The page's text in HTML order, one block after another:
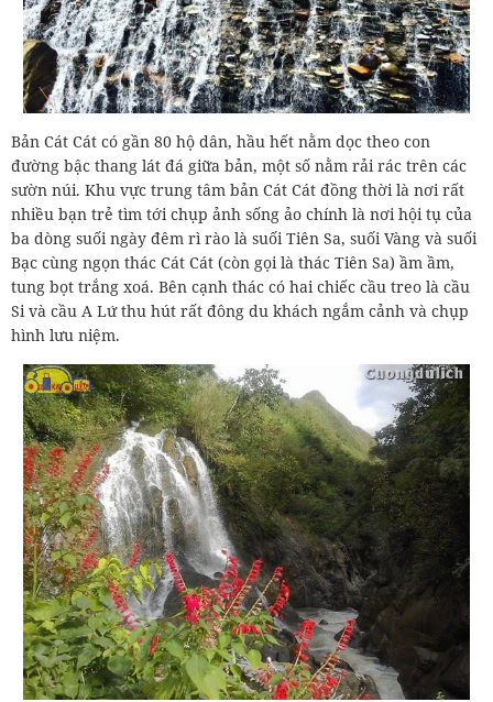
Bản Cát Cát có gần 80 hộ dân, hầu hết nằm dọc theo con
đường bậc thang lát đá giữa bản, một số nằm rải rác trên các
sườn núi. Khu vực trung tâm bản Cát Cát đồng thời là nơi rất
nhiều bạn trẻ tìm tới chụp ảnh sống ảo chính là nơi hội tụ của
ba dòng suối ngày đêm rì rào là suối Tiên Sa, suối Vàng và suối
Bạc cùng ngọn thác Cát Cát (còn gọi là thác Tiên Sa) ầm ầm,
tung bọt trắng xoá. Bên cạnh thác có hai chiếc cầu treo là cầu
Si và cầu A Lứ thu hút rất đông du khách ngắm cảnh và chụp
hình lưu niệm.